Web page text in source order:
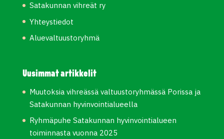
Satakunnan vihreät ry
Yhteystiedot
Aluevaltuustoryhmä
Uusimmat artikkelit
Muutoksia vihreässä valtuustoryhmässä Porissa ja
Satakunnan hyvinvointialueella
Ryhmäpuhe Satakunnan hyvinvointialueen
toiminnasta vuonna 2025